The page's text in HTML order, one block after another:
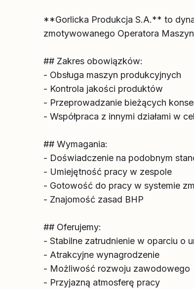
**Gorlicka Produkcja S.A.** to
zmotywowanego Operatora
## Zakres obowiązków:
- Obsługa maszyn produkcyjnych
- Kontrola jakości produktów
- Przeprowadzanie bieżących
- Współpraca z innymi działami w
## Wymagania:
- Doświadczenie na podobnym
- Umiejętność pracy w zespole
- Gotowość do pracy w systemie
- Znajomość zasad BHP
## Oferujemy:
- Stabilne zatrudnienie w oparciu o
- Atrakcyjne wynagrodzenie
- Możliwość rozwoju zawodowego
- Przyjazną atmosferę pracy